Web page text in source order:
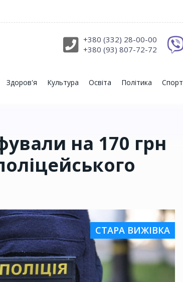
+380 (332) 28-00-00
+380 (93) 807-72-72
Здоров'я Культура Освіта Політика Спорт
на 170 грн
СТАРА ВИЖІВКА